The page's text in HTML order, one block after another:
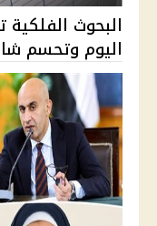
البحوث
اليوم وتحسم